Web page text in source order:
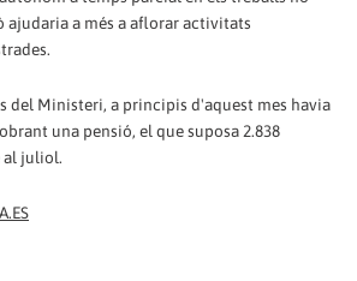
ajudaria a més a aflorar activitats
del Ministeri, a principis d'aquest mes havia
una pensió, el que suposa 2.838
al juliol.